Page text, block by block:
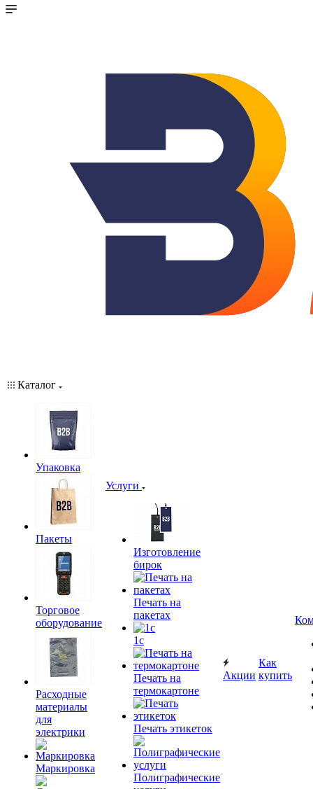
Каталог
Упаковка
Пакеты
Торговое
оборудование
Расходные
материалы
для
электрики
Маркировка
Услуги
Изготовление
бирок
Печать на
пакетах
1c
Печать на
термокартоне
Печать этикеток
Полиграфические
Акции
Как
купить